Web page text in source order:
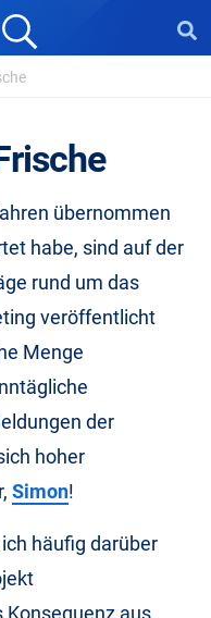
übernommen
habe, sind auf der
rund um das
veröffentlicht
Menge
der
hoher
Simon!
häufig darüber
aus